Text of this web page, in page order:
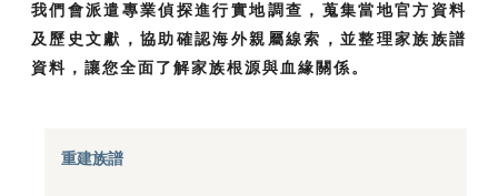
我們會派遣專業偵探進行實地調查，蒐集當地官方資料
及歷史文獻，協助確認海外親屬線索，並整理家族族譜
資料，讓您全面了解家族根源與血緣關係。
重建族譜